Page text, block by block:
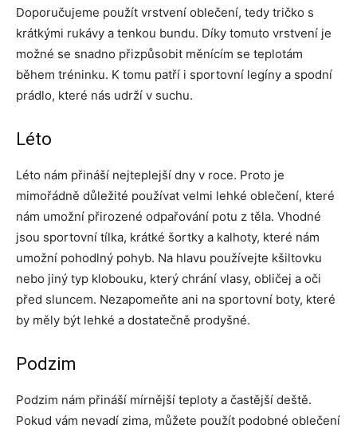
Doporučujeme použít vrstvení oblečení, tedy tričko s
krátkými rukávy a tenkou bundu. Díky tomuto vrstvení je
možné se snadno přizpůsobit měnícím se teplotám
během tréninku. K tomu patří i sportovní legíny a spodní
prádlo, které nás udrží v suchu.
Léto
Léto nám přináší nejteplejší dny v roce. Proto je
mimořádně důležité používat velmi lehké oblečení, které
nám umožní přirozené odpařování potu z těla. Vhodné
jsou sportovní tílka, krátké šortky a kalhoty, které nám
umožní pohodlný pohyb. Na hlavu používejte kšiltovku
nebo jiný typ klobouku, který chrání vlasy, obličej a oči
před sluncem. Nezapomeňte ani na sportovní boty, které
by měly být lehké a dostatečně prodyšné.
Podzim
Podzim nám přináší mírnější teploty a častější deště.
Pokud vám nevadí zima, můžete použít podobné oblečení